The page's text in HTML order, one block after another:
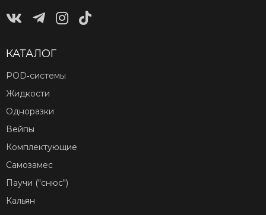
КАТАЛОГ
POD‑системы
Жидкости
Одноразки
Вейпы
Комплектующие
Самозамес
Паучи ("снюс")
Кальян